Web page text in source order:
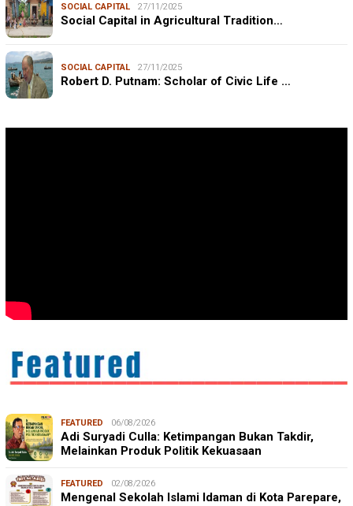
SOCIAL CAPITAL 27/11/2025
Social Capital in Agricultural Tradition…
SOCIAL CAPITAL 27/11/2025
Robert D. Putnam: Scholar of Civic Life …
FEATURED 06/08/2026
Adi Suryadi Culla: Ketimpangan Bukan Takdir,
Melainkan Produk Politik Kekuasaan
FEATURED 02/08/2026
Mengenal Sekolah Islami Idaman di Kota Parepare,